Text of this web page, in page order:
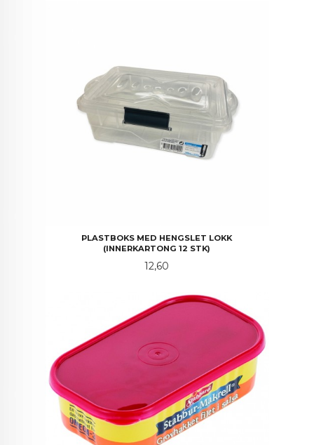
PLASTBOKS MED HENGSLET LOKK
(INNERKARTONG 12 STK)
Pris
12,60